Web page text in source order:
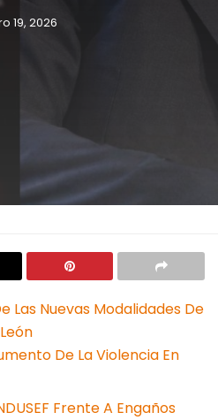
19, 2026
Las Nuevas Modalidades De
De La Violencia En
Frente A Engaños